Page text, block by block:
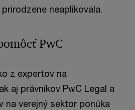
neaplikovala.
PwC
z expertov na
aj právnikov PwC Legal a
na verejný sektor ponúka